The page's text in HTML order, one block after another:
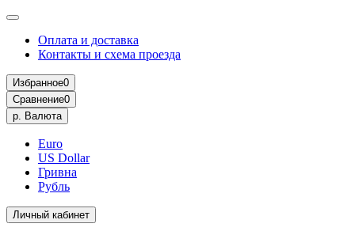
Оплата и доставка
Контакты и схема проезда
Избранное0
Сравнение0
р. Валюта
Euro
US Dollar
Гривна
Рубль
Личный кабинет